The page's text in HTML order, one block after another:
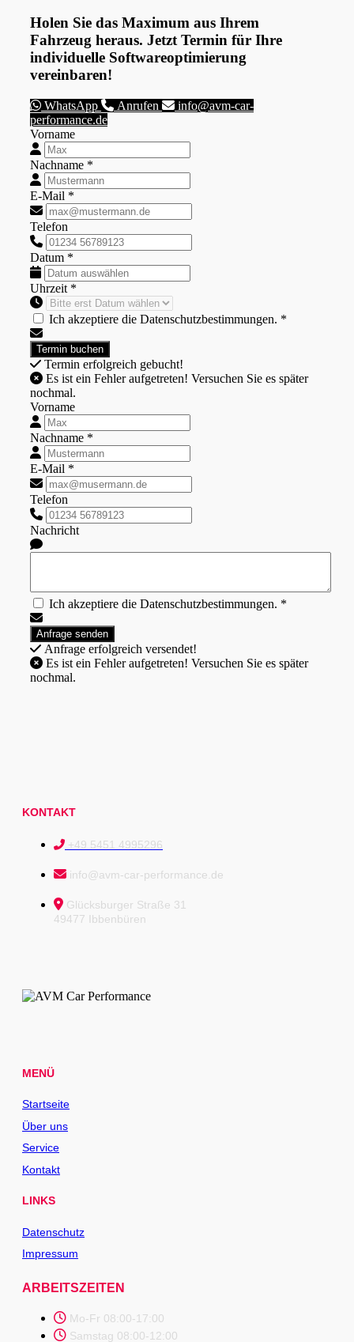
Holen Sie das Maximum aus Ihrem
Fahrzeug heraus. Jetzt Termin für Ihre
individuelle Softwareoptimierung
vereinbaren!
WhatsApp Anrufen
info@avm-car-
performance.de
Vorname
Nachname *
E-Mail *
Telefon
Datum *
Uhrzeit *
Ich akzeptiere die Datenschutzbestimmungen. *
Termin erfolgreich gebucht!
nochmal.
Vorname
Nachname *
E-Mail *
Telefon
Nachricht
Ich akzeptiere die Datenschutzbestimmungen. *
Anfrage erfolgreich versendet!
nochmal.
KONTAKT
+49 5451 4995296
info@avm-car-performance.de
Glücksburger Straße 31
49477 Ibbenbüren
MENÜ
Startseite
Über uns
Service
Kontakt
LINKS
Datenschutz
Impressum
ARBEITSZEITEN
Mo-Fr 08:00-17:00
Samstag 08:00-12:00